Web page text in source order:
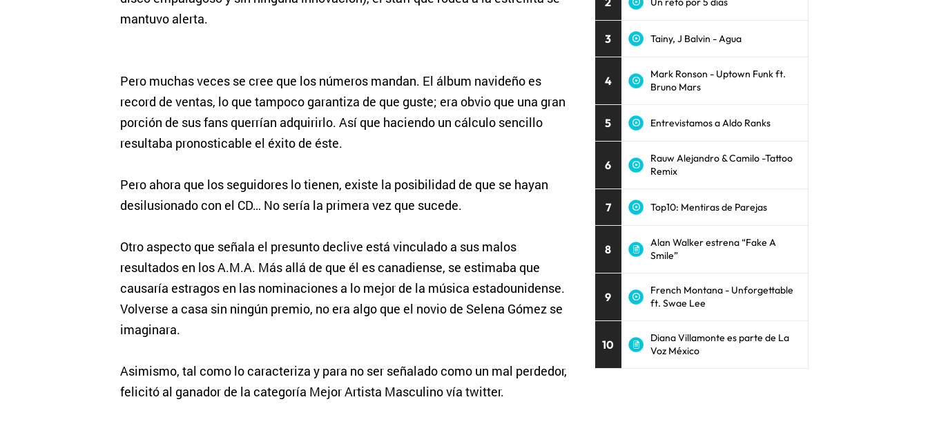
mantuvo alerta.
Pero muchas veces se cree que los números mandan. El álbum navideño es
record de ventas, lo que tampoco garantiza de que guste; era obvio que una gran
porción de sus fans querrían adquirirlo. Así que haciendo un cálculo sencillo
resultaba pronosticable el éxito de éste.
Pero ahora que los seguidores lo tienen, existe la posibilidad de que se hayan
desilusionado con el CD… No sería la primera vez que sucede.
Otro aspecto que señala el presunto declive está vinculado a sus malos
resultados en los A.M.A. Más allá de que él es canadiense, se estimaba que
causaría estragos en las nominaciones a lo mejor de la música estadounidense.
Volverse a casa sin ningún premio, no era algo que el novio de Selena Gómez se
imaginara.
Asimismo, tal como lo caracteriza y para no ser señalado como un mal perdedor,
felicitó al ganador de la categoría Mejor Artista Masculino vía twitter.
3 Tainy, J Balvin - Agua
4
Mark Ronson - Uptown Funk ft.
Bruno Mars
5 Entrevistamos a Aldo Ranks
6
Rauw Alejandro & Camilo -Tattoo
Remix
7 Top10: Mentiras de Parejas
8
Alan Walker estrena “Fake A
Smile”
9
French Montana - Unforgettable
ft. Swae Lee
10
Diana Villamonte es parte de La
Voz México